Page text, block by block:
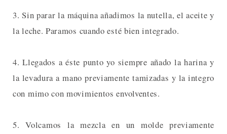
3. Sin parar la máquina añadimos la nutella, el aceite y
la leche. Paramos cuando esté bien integrado.
4. Llegados a éste punto yo siempre añado la harina y
la levadura a mano previamente tamizadas y la integro
con mimo con movimientos envolventes.
5. Volcamos la mezcla en un molde previamente